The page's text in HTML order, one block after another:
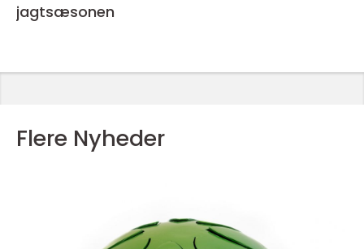
jagtsæsonen
Flere Nyheder